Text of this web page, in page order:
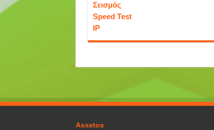
Σεισμός
Speed Test
IP
Asxetos